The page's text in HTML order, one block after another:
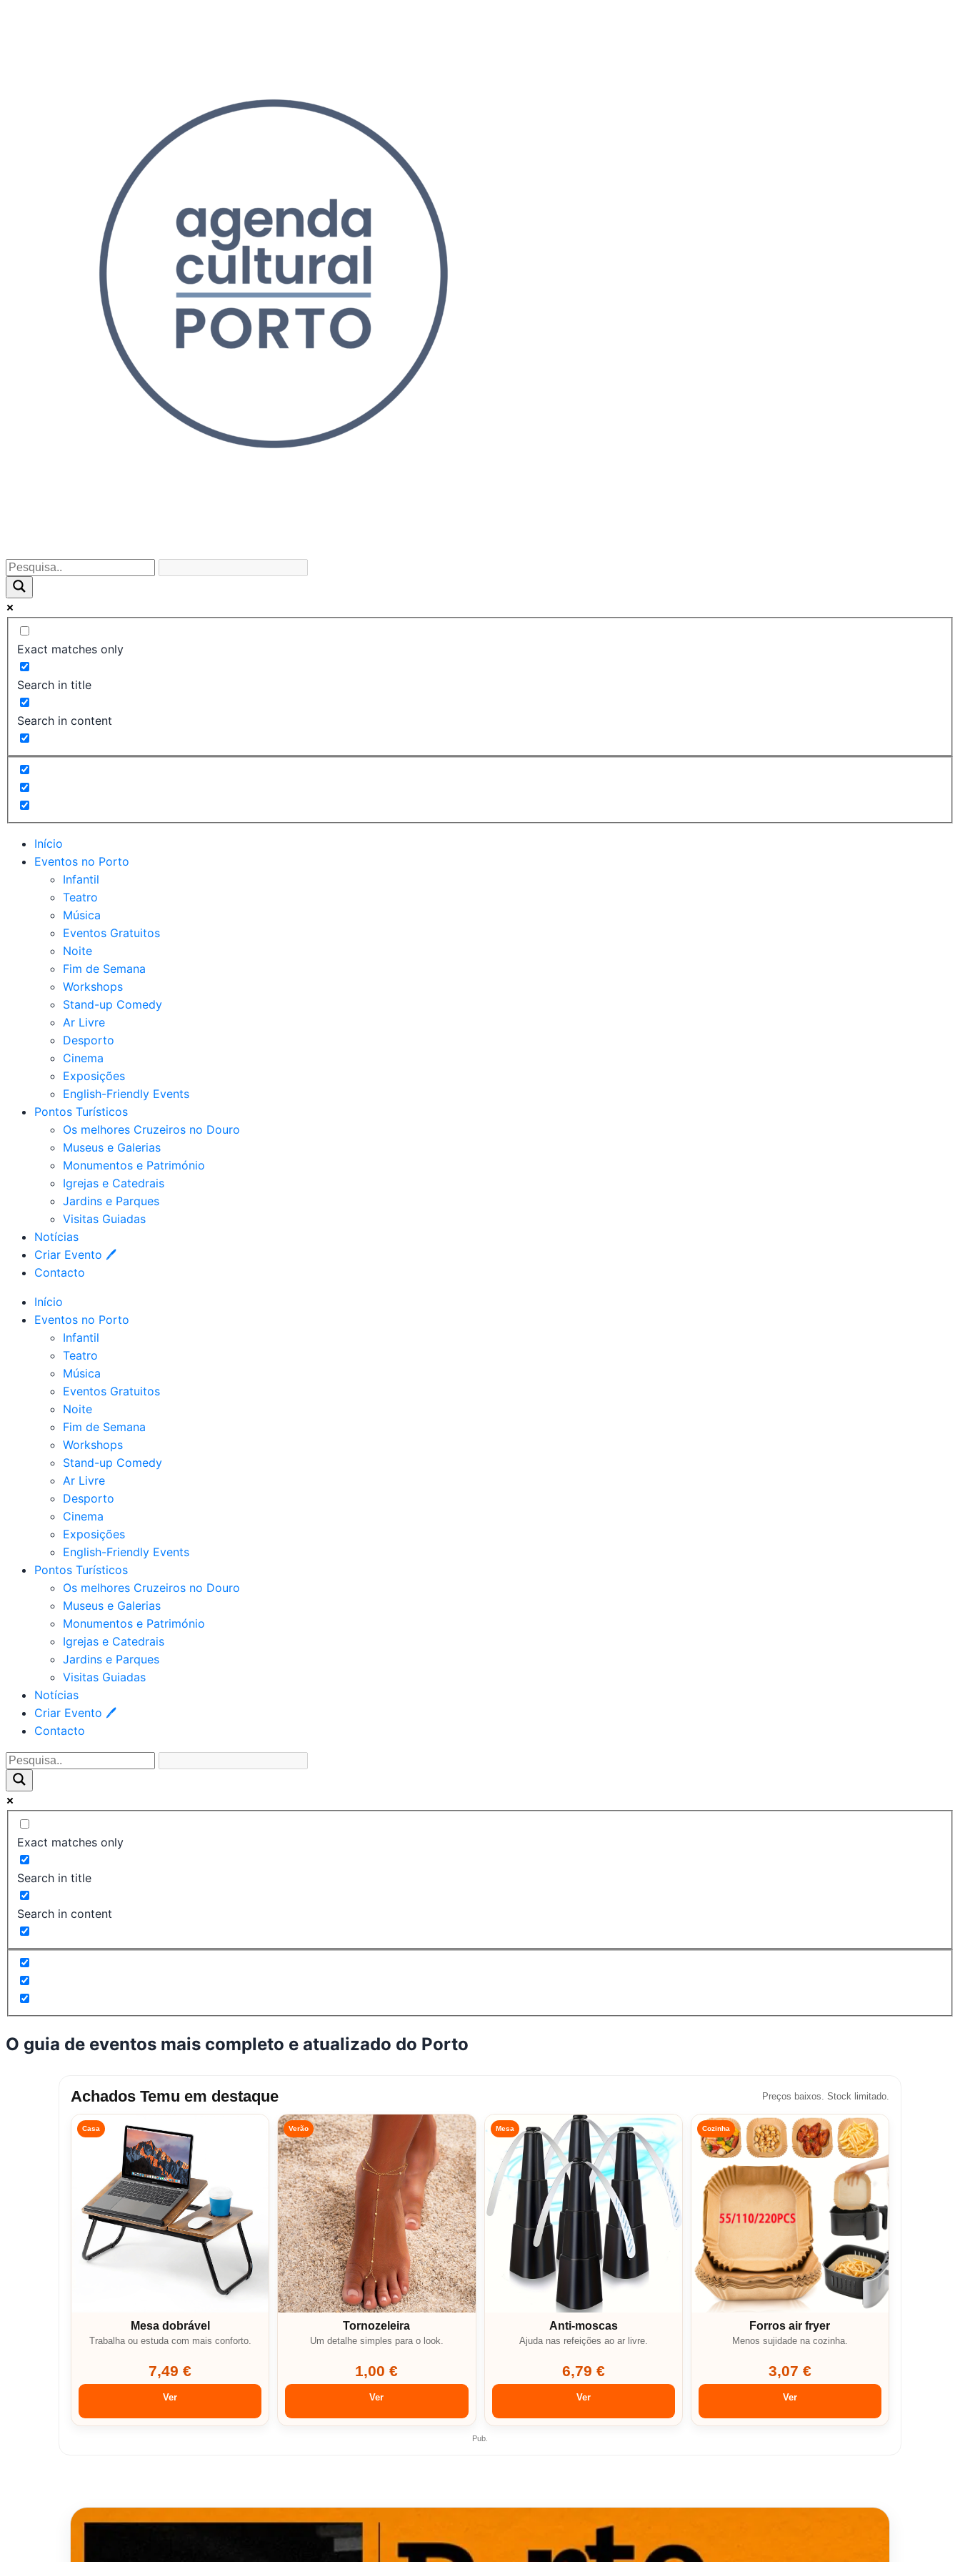
Exact matches only
Search in title
Search in content
Início
Eventos no Porto
Infantil
Teatro
Música
Eventos Gratuitos
Noite
Fim de Semana
Workshops
Stand-up Comedy
Ar Livre
Desporto
Cinema
Exposições
English-Friendly Events
Pontos Turísticos
Os melhores Cruzeiros no Douro​
Museus e Galerias
Monumentos e Património
Igrejas e Catedrais
Jardins e Parques
Visitas Guiadas
Notícias
Criar Evento 🖊
Contacto
Início
Eventos no Porto
Infantil
Teatro
Música
Eventos Gratuitos
Noite
Fim de Semana
Workshops
Stand-up Comedy
Ar Livre
Desporto
Cinema
Exposições
English-Friendly Events
Pontos Turísticos
Os melhores Cruzeiros no Douro​
Museus e Galerias
Monumentos e Património
Igrejas e Catedrais
Jardins e Parques
Visitas Guiadas
Notícias
Criar Evento 🖊
Contacto
Exact matches only
Search in title
Search in content
O guia de eventos mais completo e atualizado do Porto
Achados Temu em destaque Preços baixos. Stock limitado.
Casa
Mesa dobrável
Trabalha ou estuda com mais conforto.
7,49 €
Ver
Verão
Tornozeleira
Um detalhe simples para o look.
1,00 €
Ver
Mesa
Anti-moscas
Ajuda nas refeições ao ar livre.
6,79 €
Ver
Cozinha
Forros air fryer
Menos sujidade na cozinha.
3,07 €
Ver
Pub.